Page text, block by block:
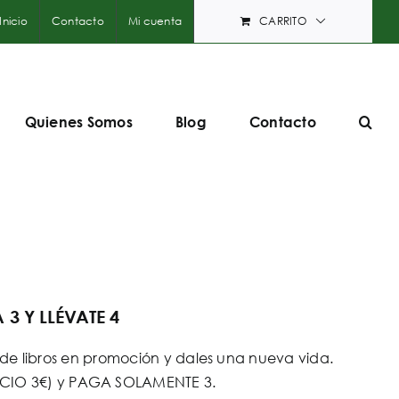
Inicio Contacto Mi cuenta CARRITO
Quienes Somos Blog Contacto
Y LLÉVATE 4
libros en promoción y dales una nueva vida.
3€) y PAGA SOLAMENTE 3.